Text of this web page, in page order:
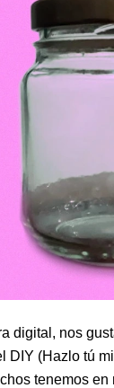
digital, nos
DIY (Hazlo tú
tenemos